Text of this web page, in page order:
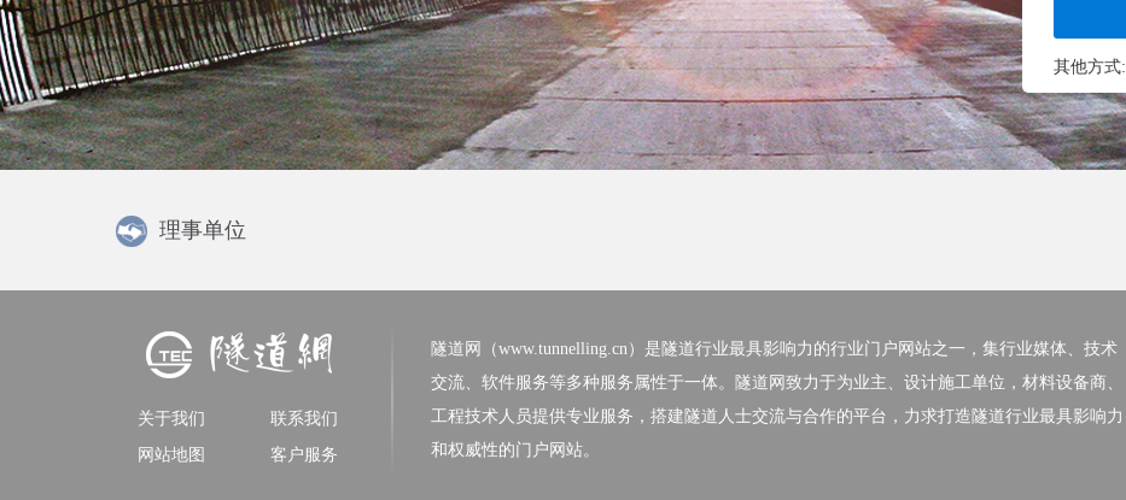
其他方式:
理事单位
关于我们
联系我们
网站地图
客户服务
隧道网（www.tunnelling.cn） 是隧道行业最具影响力的行业门户网站之一，集行业媒体、技术
交流、软件服务等多种服务属性于一体。隧道网致力于为业主、设计施工单位，材料设备商、
工程技术人员提供专业服务，搭建隧道人士交流与合作的平台，力求打造隧道行业最具影响力
和权威性的门户网站。